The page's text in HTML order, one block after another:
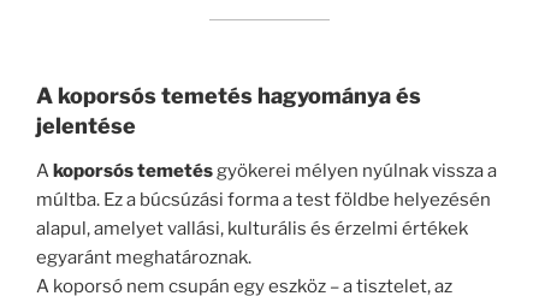
A koporsós temetés hagyománya és
jelentése
Akoporsós temetésgyökerei mélyen nyúlnak vissza a
múltba. Ez a búcsúzási forma a test földbe helyezésén
alapul, amelyet vallási, kulturális és érzelmi értékek
egyaránt meghatároznak.
A koporsó nem csupán egy eszköz – a tisztelet, az